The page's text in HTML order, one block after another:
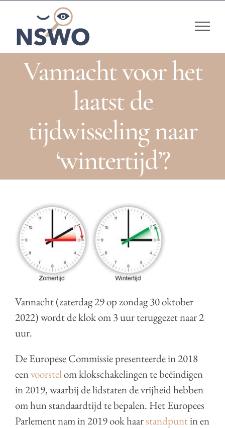
content
Vannacht voor het
laatst de
tijdwisseling naar
‘wintertijd’?
Vannacht (zaterdag 29 op zondag 30 oktober
2022) wordt de klok om 3 uur teruggezet naar 2
uur.
De Europese Commissie presenteerde in 2018
eenvoorstelom klokschakelingen te beëindigen
in 2019, waarbij de lidstaten de vrijheid hebben
om hun standaardtijd te bepalen. Het Europees
Parlement nam in 2019 ook haarstandpuntin en